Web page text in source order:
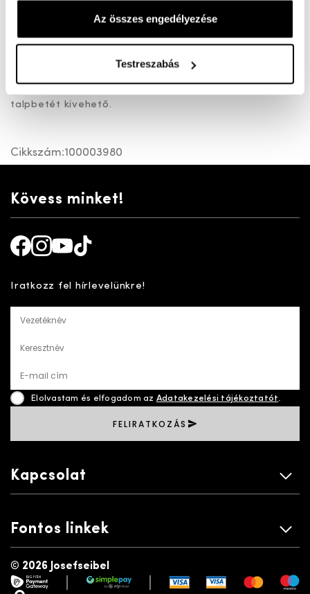
Az összes engedélyezése
Testreszabás
Bő felső résszek ("K") készült klasszikus férfi félcipő.
Egyszerű felső része és különálló sarka miatt inkább
klasszikus, elegáns öltözethez ajánljuk. A kényelmi
talpbetét kivehető.
Cikkszám:100003980
Kövess minket!
Iratkozz fel hírlevelünkre!
Vezetéknév
Keresztnév
E-mail cím
Elolvastam és elfogadom az Adatakezelési tájékoztatót.
FELIRATKOZÁS
Kapcsolat
Fontos linkek
© 2026 Josefseibel
payment gatewaysimplepay